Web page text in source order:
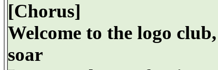
[Chorus]
Welcome to the logo
soar